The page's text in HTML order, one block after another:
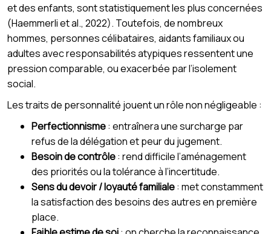
et des enfants, sont statistiquement les plus concernées
(Haemmerli et al., 2022). Toutefois, de nombreux
hommes, personnes célibataires, aidants familiaux ou
adultes avec responsabilités atypiques ressentent une
pression comparable, ou exacerbée par l’isolement
social.
Les traits de personnalité jouent un rôle non négligeable :
Perfectionnisme: entraînera une surcharge par
refus de la délégation et peur du jugement.
Besoin de contrôle: rend difficile l’aménagement
des priorités ou la tolérance à l’incertitude.
Sens du devoir / loyauté familiale: met constamment
la satisfaction des besoins des autres en première
place.